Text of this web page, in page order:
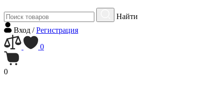
Найти
Вход /Регистрация
0
0